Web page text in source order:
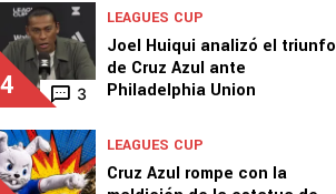
4 3
LEAGUES CUP
Joel Huiqui analizó el triunfo
de Cruz Azul ante
Philadelphia Union
LEAGUES CUP
Cruz Azul rompe con la